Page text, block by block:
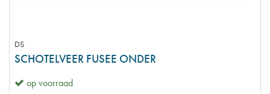
DS
SCHOTELVEER FUSEE ONDER
op voorraad